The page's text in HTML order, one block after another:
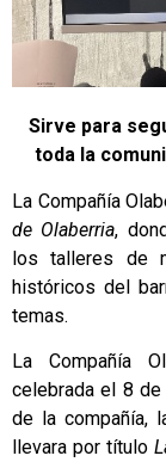
Sirve para
toda la
La Compañía
de Olaberria,
los talleres de
históricos del
temas.
La Compañía
celebrada el 8
de la compañía,
llevara por título